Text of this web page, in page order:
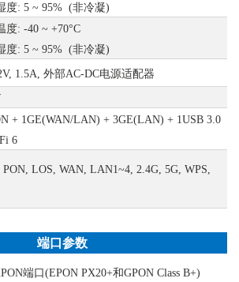
度: 5 ~ 95% (非冷凝)
度: -40 ~ +70°C
度: 5 ~ 95% (非冷凝)
1.5A, 外部AC-DC电源适配器
+ 1GE(WAN/LAN) + 3GE(LAN) + 1USB 3.0
6
PON, LOS, WAN, LAN1~4, 2.4G, 5G, WPS,
端口参数
端口(EPON PX20+和GPON Class B+)